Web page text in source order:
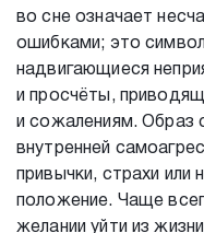
во сне означает
ошибками; это
надвигающиеся
и просчёты,
и сожалениям. Образ
внутренней
привычки, страхи
положение. Чаще
желании уйти из